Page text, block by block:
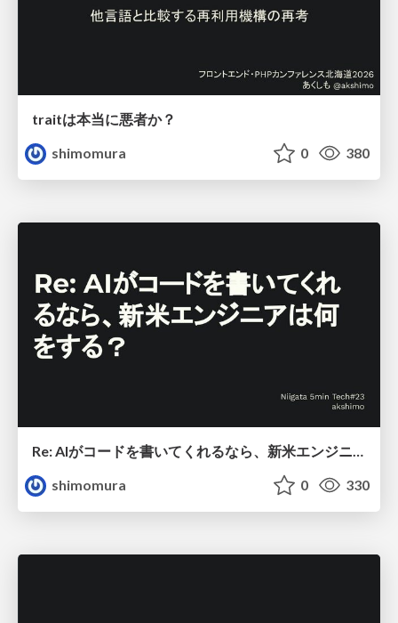
traitは本当に悪者か？
shimomura
0 380
shimomura
0 330